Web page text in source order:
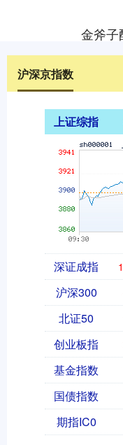
金斧子
沪深京指数
上证综指
深证成指
沪深300
北证50
创业板指
基金指数
国债指数
期指IC0